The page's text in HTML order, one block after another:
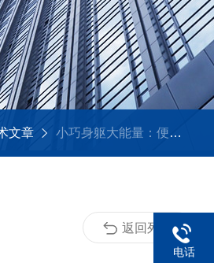
文章 小巧身躯大能量：便携式水质离心机的主要作用解析！
返回列表
电话